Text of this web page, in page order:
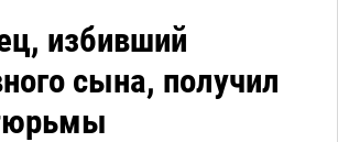
избивший
сына, получил